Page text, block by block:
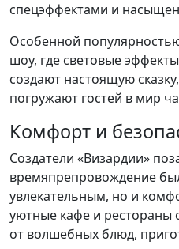
спецэффектами и
Особенной
шоу, где световые
создают настоящую
погружают гостей в мир
Комфорт и
Создатели «Визардии»
времяпрепровождение
увлекательным, но и
уютные кафе и
от волшебных блюд,